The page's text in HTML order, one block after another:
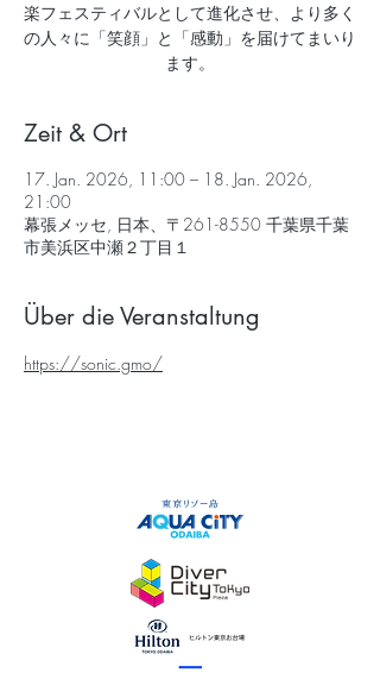
楽フェスティバルとして進化させ、より多く
の人々に「笑顔」と「感動」を届けてまいり
ます。
Zeit & Ort
17. Jan. 2026, 11:00 – 18. Jan. 2026,
21:00
幕張メッセ, 日本、〒261-8550 千葉県千葉
市美浜区中瀬２丁目１
Über die Veranstaltung
https://sonic.gmo/